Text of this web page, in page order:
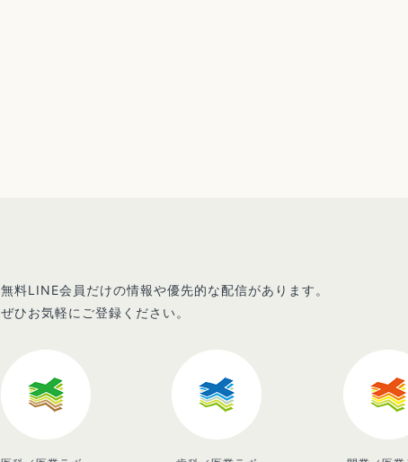
無料LINE会員だけの情報や優先的な配信があります。
ぜひお気軽にご登録ください。